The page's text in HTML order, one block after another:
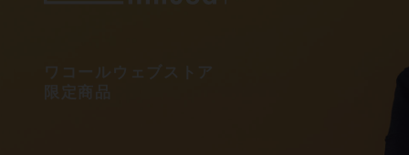
ワコールウェブストア
限定商品